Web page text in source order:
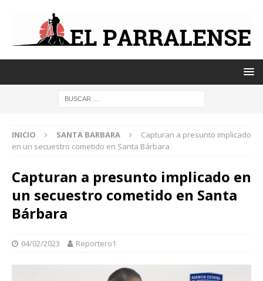
INICIO SANTA BARBARA
Capturan a presunto implicado
en un secuestro cometido en Santa Bárbara
Capturan a presunto implicado en
un secuestro cometido en Santa
Bárbara
04/02/2023 Reportero1